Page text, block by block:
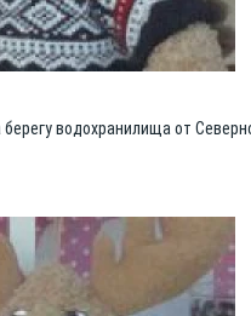
водохранилища от